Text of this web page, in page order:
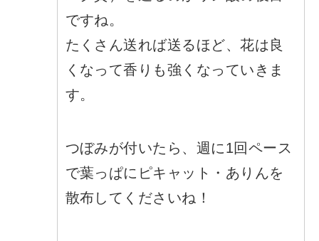
ですね。
たくさん送れば送るほど、花は良
くなって香りも強くなっていきま
す。
つぼみが付いたら、週に1回ペース
で葉っぱにピキャット・ありんを
散布してくださいね！